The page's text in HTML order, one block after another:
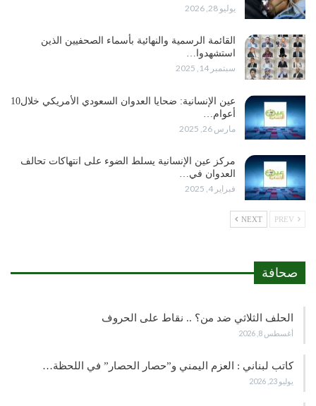
يوليو 28, 2026
القائمة الرسمية والنهائية بأسماء الصحفيين الذين
استشهدوا…
سبتمبر 14, 2025
عين الإنسانية: ضحايا العدوان السعودي الأمريكي خلال10
أعوام…
مارس 26, 2025
مركز عين الإنسانية يسلط الضوء على انتهاكات تحالف
العدوان في…
فبراير 4, 2025
NEXT
صحافة
الحلف الثلاثي ضد من؟ .. نقاط على الحروف
أغسطس 8, 2026
كاتب لبناني : العزم اليمني و”حصار الحصار” في اللحظة…
يوليو 23, 2026